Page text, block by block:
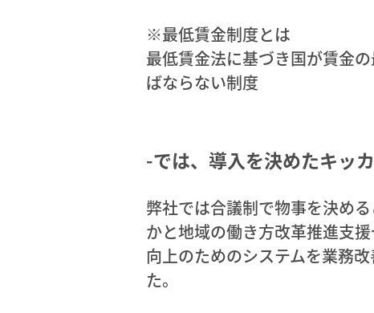
※最低賃金制度とは
最低賃金法に基づき国が賃金
ばならない制度
-では、導入を決めたキッ
弊社では合議制で物事を決め
かと地域の働き方改革推進支
向上のためのシステムを業務
た。